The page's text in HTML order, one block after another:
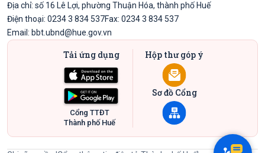
Địa chỉ: số 16 Lê Lợi, phường Thuận Hóa, thành phố Huế
Điện thoại: 0234 3 834 537Fax: 0234 3 834 537
Email: bbt.ubnd@hue.gov.vn
Tải ứng dụng
Cổng TTĐT
Thành phố Huế
Hộp thư góp ý
Sơ đồ Cổng